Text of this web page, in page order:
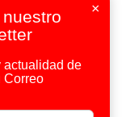
×
actualidad de
Correo